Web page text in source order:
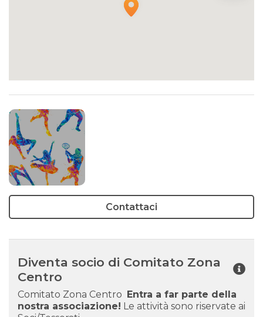
Contattaci
Diventa socio di Comitato Zona
Centro
Comitato Zona Centro Entra a far parte della
nostra associazione! Le attività sono riservate ai